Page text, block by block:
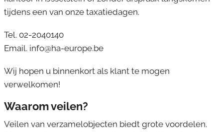
Collectibles
tijdens een van onze taxatiedagen.
Tel. 02-2040140
Email. info@ha-europe.be
Wij hopen u binnenkort als klant te mogen
verwelkomen!
Waarom veilen?
Veilen van verzamelobjecten biedt grote voordelen.